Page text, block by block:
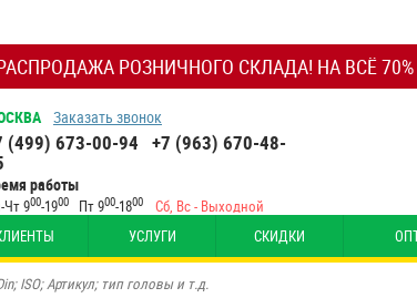
РОЗНИЧНОГО СКЛАДА! НА ВСЁ
Заказать звонок
(499) 673-00-94 +7 (963) 670-48-
работы
Чт 900-1900 Пт 900-1800 Сб, Вс - Выходной
УСЛУГИ СКИДКИ